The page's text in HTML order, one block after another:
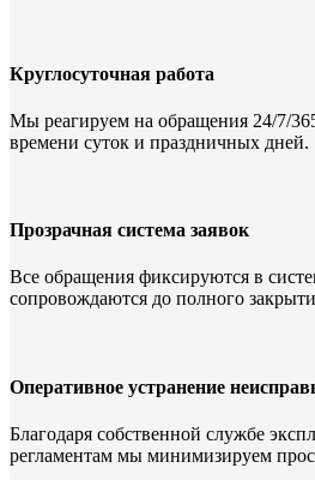
Круглосуточная работа
Мы реагируем на обращения 24/7/
времени суток и праздничных дней.
Прозрачная система заявок
Все обращения фиксируются в
сопровождаются до полного
Оперативное устранение
Благодаря собственной службе
регламентам мы минимизируем